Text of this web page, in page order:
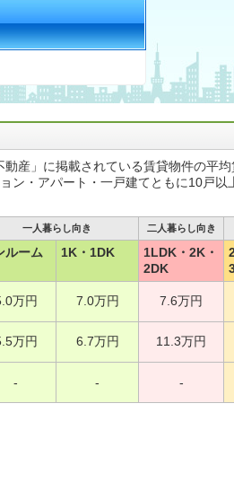
動産」に掲載されている賃貸物件の平
ン・アパート・一戸建てともに10戸
一人暮らし向き 二人暮らし向き
ルーム 1K・1DK
1LDK・2K・
2DK
万円 7.0万円 7.6万円
万円 6.7万円 11.3万円
- - -